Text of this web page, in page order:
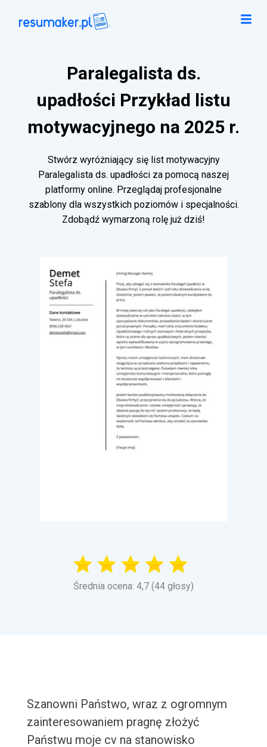
Paralegalista ds.
upadłości Przykład listu
motywacyjnego na 2025 r.
Stwórz wyróżniający się list motywacyjny
Paralegalista ds. upadłości za pomocą naszej
platformy online. Przeglądaj profesjonalne
szablony dla wszystkich poziomów i specjalności.
Zdobądź wymarzoną rolę już dziś!
Średnia ocena: 4,7 (44 głosy)
Szanowni Państwo, wraz z ogromnym
zainteresowaniem pragnę złożyć
Państwu moje cv na stanowisko